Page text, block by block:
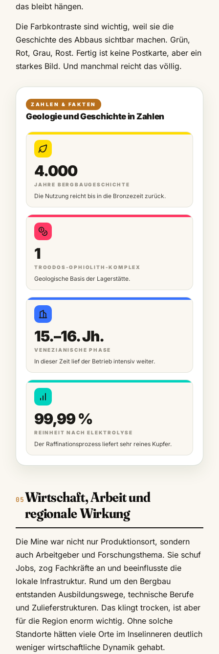
das bleibt hängen.
Die Farbkontraste sind wichtig, weil sie die
Geschichte des Abbaus sichtbar machen. Grün,
Rot, Grau, Rost. Fertig ist keine Postkarte, aber ein
starkes Bild. Und manchmal reicht das völlig.
ZAHLEN & FAKTEN
Geologie und Geschichte in Zahlen
4.000
JAHRE BERGBAUGESCHICHTE
Die Nutzung reicht bis in die Bronzezeit zurück.
1
TROODOS-OPHIOLITH-KOMPLEX
Geologische Basis der Lagerstätte.
15.–16. Jh.
VENEZIANISCHE PHASE
In dieser Zeit lief der Betrieb intensiv weiter.
99,99 %
REINHEIT NACH ELEKTROLYSE
Der Raffinationsprozess liefert sehr reines Kupfer.
Wirtschaft, Arbeit und
regionale Wirkung
Die Mine war nicht nur Produktionsort, sondern
auch Arbeitgeber und Forschungsthema. Sie schuf
Jobs, zog Fachkräfte an und beeinflusste die
lokale Infrastruktur. Rund um den Bergbau
entstanden Ausbildungswege, technische Berufe
und Zulieferstrukturen. Das klingt trocken, ist aber
für die Region enorm wichtig. Ohne solche
Standorte hätten viele Orte im Inselinneren deutlich
weniger wirtschaftliche Dynamik gehabt.